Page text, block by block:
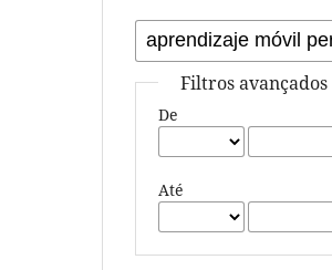
Filtros avançados
De
Até